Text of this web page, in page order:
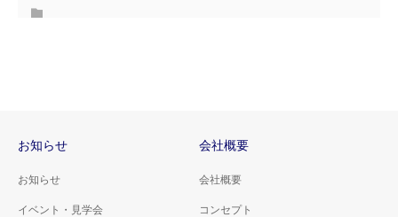
お知らせ
お知らせ
イベント・見学会
会社概要
会社概要
コンセプト